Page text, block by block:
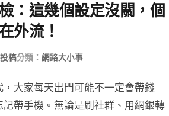
：這幾個設定沒關，個
外流！
稿分類： 網路大小事
大家每天出門可能不一定會帶錢
帶手機。無論是刷社群、用網銀轉